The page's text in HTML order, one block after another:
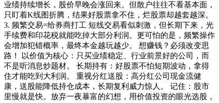
业绩持续增长，股价早晚会涨回来。但散户往往不看基本面，
只盯着K线图折腾，结果好股票拿不住，烂股票却越套越深。
3. 频繁交易=给券商打工 短线交易看似刺激，但长期下来，光
手续费和印花税就能吃掉大部分利润。更可怕的是，频繁操作
会增加犯错概率，最终本金越玩越少。 想赚钱？必须改变思
路！ 以价值为核心：只买业绩稳定、行业前景好的公司，而
不是听消息炒题材。 长期持有：好股票不怕短期波动，拿得
住才能吃到大利润。 重视分红送股：高分红公司现金流健
康，送股能降低持仓成本，长期复利威力惊人。 记住：股市
里慢就是快。放弃一夜暴富的幻想，用价值投资的眼光选股，